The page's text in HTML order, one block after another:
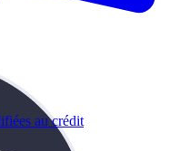
au crédit